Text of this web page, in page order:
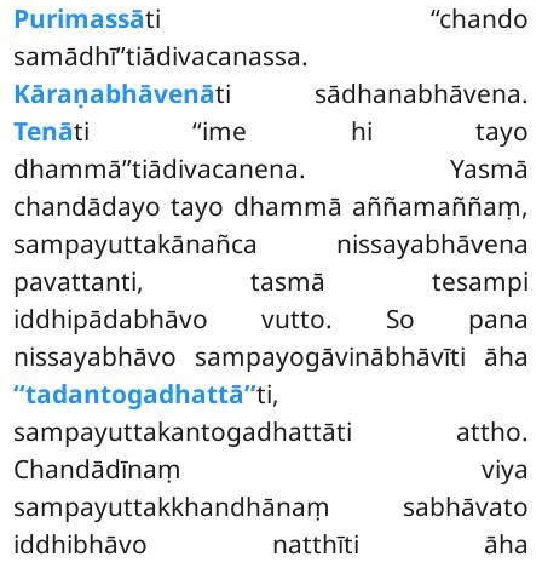
Purimassāti ‘‘chando
samādhī’’tiādivacanassa.
Kāraṇabhāvenāti sādhanabhāvena.
Tenāti ‘‘ime hi tayo
dhammā’’tiādivacanena. Yasmā
chandādayo tayo dhammā aññamaññaṃ,
sampayuttakānañca nissayabhāvena
pavattanti, tasmā tesampi
iddhipādabhāvo vutto. So pana
nissayabhāvo sampayogāvinābhāvīti āha
‘‘tadantogadhattā’’ti,
sampayuttakantogadhattāti attho.
Chandādīnaṃ viya
sampayuttakkhandhānaṃ sabhāvato
iddhibhāvo natthīti āha